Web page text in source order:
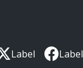
Label Label